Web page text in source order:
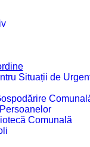
Situații de
Comunală